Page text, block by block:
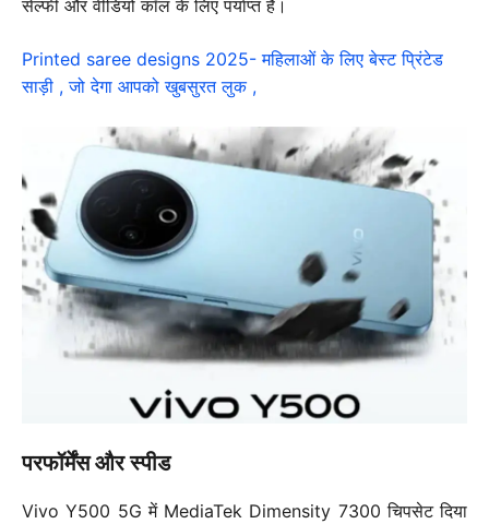
सेल्फी और वीडियो कॉल के लिए पर्याप्त है।
Printed saree designs 2025- महिलाओं के लिए बेस्ट प्रिंटेड
साड़ी , जो देगा आपको खुबसुरत लुक ,
परफॉर्मेंस और स्पीड
Vivo Y500 5G में MediaTek Dimensity 7300 चिपसेट दिया